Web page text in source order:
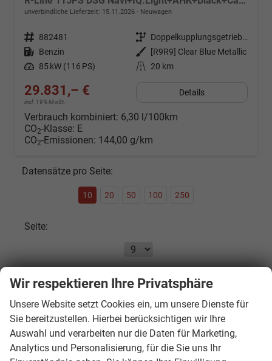
unverbindliche Lieferzeit: 15.11.2026 Neuwagen
Fahrzeugnr. 882481 Getriebe
Doppelkupplungsgetriebe (DSG)
Kraftstoff Benzin Außenfarbe
[R9R9] Clear Blue Metallic
Leistung 85 kW (116 PS) Kilometerstand 20 km
29.831,– €
incl. 19% MwSt.
Details
Verbrauch kombiniert: 6,30 l/100km
CO2-Klasse: E
CO2-Emissionen: 144,00 g/km
Datensätze pro Seite:
10 20 50 100 250
Seite:
Seiten:
1 ... 6 7 8 9 10 11 12 13
Fahrzeugnr.
Wir respektieren Ihre Privatsphäre
Unsere Website setzt Cookies ein, um unsere Dienste für
Sie bereitzustellen. Hierbei berücksichtigen wir Ihre
Auswahl und verarbeiten nur die Daten für Marketing,
Analytics und Personalisierung, für die Sie uns Ihr